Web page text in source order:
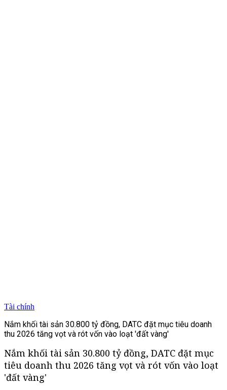
Tài chính
Nắm khối tài sản 30.800 tỷ đồng, DATC đặt mục tiêu doanh
thu 2026 tăng vọt và rót vốn vào loạt 'đất vàng'
Nắm khối tài sản 30.800 tỷ đồng, DATC đặt mục
tiêu doanh thu 2026 tăng vọt và rót vốn vào loạt
'đất vàng'